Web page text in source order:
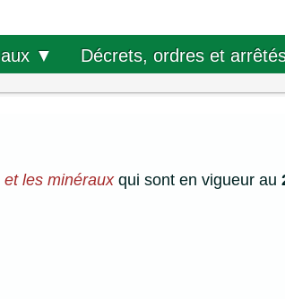
▼ Décrets, ordres et
les minérauxqui sont en vigueur au